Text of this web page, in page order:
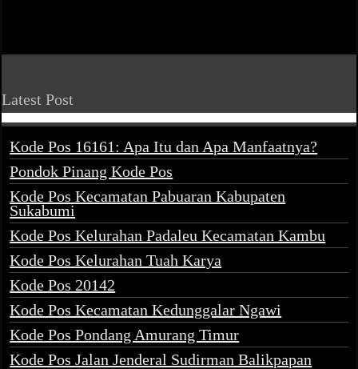
Latest Post
Kode Pos 16161: Apa Itu dan Apa Manfaatnya?
Pondok Pinang Kode Pos
Kode Pos Kecamatan Pabuaran Kabupaten
Sukabumi
Kode Pos Kelurahan Padaleu Kecamatan Kambu
Kode Pos Kelurahan Tuah Karya
Kode Pos 20142
Kode Pos Kecamatan Kedunggalar Ngawi
Kode Pos Pondang Amurang Timur
Kode Pos Jalan Jenderal Sudirman Balikpapan